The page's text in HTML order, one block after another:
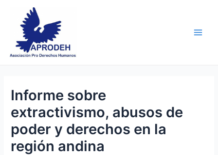
content
Informe sobre
extractivismo, abusos de
poder y derechos en la
región andina
navigation